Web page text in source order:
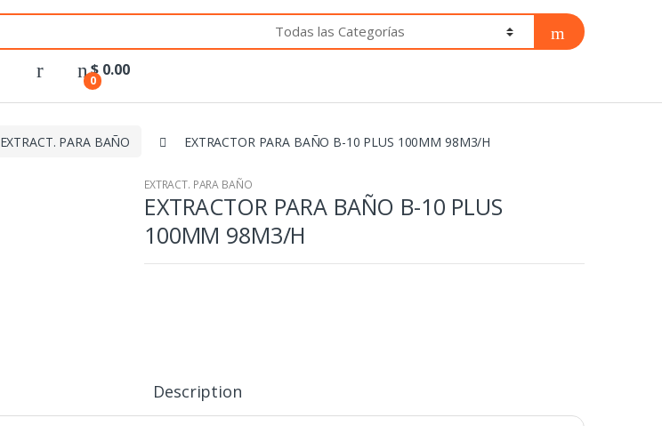
0
$ 0.00
EXTRACT. PARA BAÑO EXTRACTOR PARA BAÑO B-10 PLUS 100MM 98M3/H
EXTRACT. PARA BAÑO
EXTRACTOR PARA BAÑO B-10 PLUS
100MM 98M3/H
Description